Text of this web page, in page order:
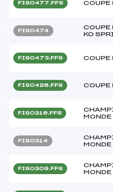
FIS0477.FFS COUPE
FIS0474
COUPE
KO
FIS0473.FFS COUPE
FIS0426.FFS COUPE
FIS0316.FFS
MONDE
FIS0314
FIS0309.FFS
MONDE